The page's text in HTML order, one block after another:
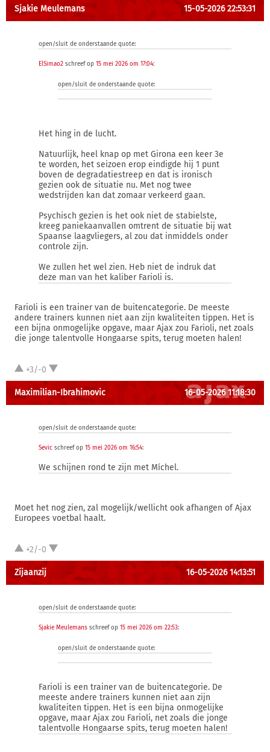
Sjakie Meulemans 15-05-2026 22:53:31
open/sluit de onderstaande quote:
ElSimao2 schreef op 15 mei 2026 om 17:04:
open/sluit de onderstaande quote:
Het hing in de lucht.
Natuurlijk, heel knap op met Girona een keer 3e
te worden, het seizoen erop eindigde hij 1 punt
boven de degradatiestreep en dat is ironisch
gezien ook de situatie nu. Met nog twee
wedstrijden kan dat zomaar verkeerd gaan.
Psychisch gezien is het ook niet de stabielste,
kreeg paniekaanvallen omtrent de situatie bij wat
Spaanse laagvliegers, al zou dat inmiddels onder
controle zijn.
We zullen het wel zien. Heb niet de indruk dat
deze man van het kaliber Farioli is.
Farioli is een trainer van de buitencategorie. De meeste
andere trainers kunnen niet aan zijn kwaliteiten tippen. Het is
een bijna onmogelijke opgave, maar Ajax zou Farioli, net zoals
die jonge talentvolle Hongaarse spits, terug moeten halen!
+3/-0
Maximilian-Ibrahimovic 16-05-2026 11:18:30
open/sluit de onderstaande quote:
Sevic schreef op 15 mei 2026 om 16:54:
We schijnen rond te zijn met Míchel.
Moet het nog zien, zal mogelijk/wellicht ook afhangen of Ajax
Europees voetbal haalt.
+2/-0
Zijaanzij 16-05-2026 14:13:51
open/sluit de onderstaande quote:
Sjakie Meulemans schreef op 15 mei 2026 om 22:53:
open/sluit de onderstaande quote:
Farioli is een trainer van de buitencategorie. De
meeste andere trainers kunnen niet aan zijn
kwaliteiten tippen. Het is een bijna onmogelijke
opgave, maar Ajax zou Farioli, net zoals die jonge
talentvolle Hongaarse spits, terug moeten halen!